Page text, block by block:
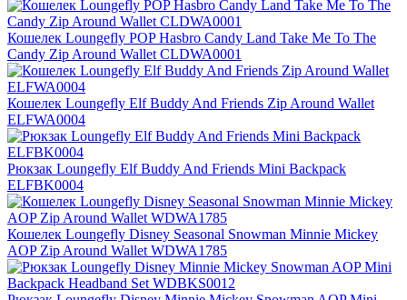
Кошелек Loungefly POP Hasbro Candy Land Take Me To The
Candy Zip Around Wallet CLDWA0001
Кошелек Loungefly Elf Buddy And Friends Zip Around Wallet
ELFWA0004
Рюкзак Loungefly Elf Buddy And Friends Mini Backpack
ELFBK0004
Кошелек Loungefly Disney Seasonal Snowman Minnie Mickey
AOP Zip Around Wallet WDWA1785